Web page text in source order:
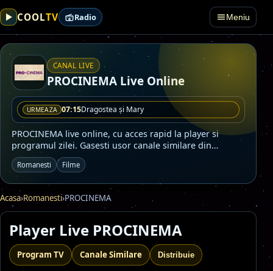
COOLTV Radio Meniu
CANAL LIVE
PROCINEMA Live Online
URMEAZA 07:15Dragostea și Mary
PROCINEMA live online, cu acces rapid la player si
programul zilei. Gasesti usor canale similare din
categoriile Romanesti, Filme.
Romanesti Filme
Acasa›Romanesti›PROCINEMA
Player Live PROCINEMA
Program TV Canale Similare Distribuie